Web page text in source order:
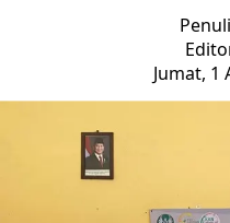
Jumat, 1